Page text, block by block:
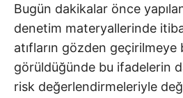
Bugün dakikalar önce
denetim materyallerinde
atıfların gözden geçirilmeye
görüldüğünde bu ifadelerin
risk değerlendirmeleriyle